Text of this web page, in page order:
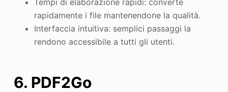
rapidamente i file mantenendone la qualità.
Interfaccia intuitiva: semplici passaggi la
rendono accessibile a tutti gli utenti.
6. PDF2Go